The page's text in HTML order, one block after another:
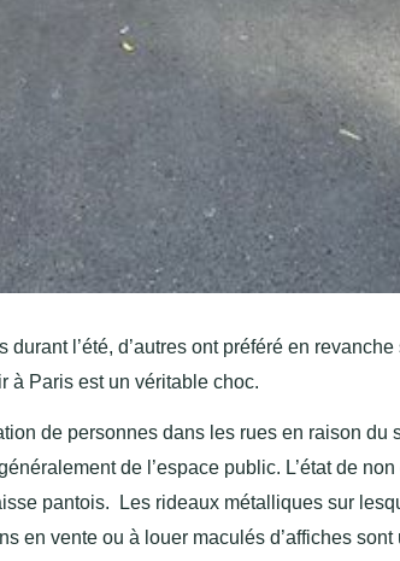
durant l’été, d’autres ont préféré en
à Paris est un véritable choc.
de personnes dans les rues en raison du
de l’espace public. L’état de
pantois. Les rideaux métalliques sur
en vente ou à louer maculés d’affiches